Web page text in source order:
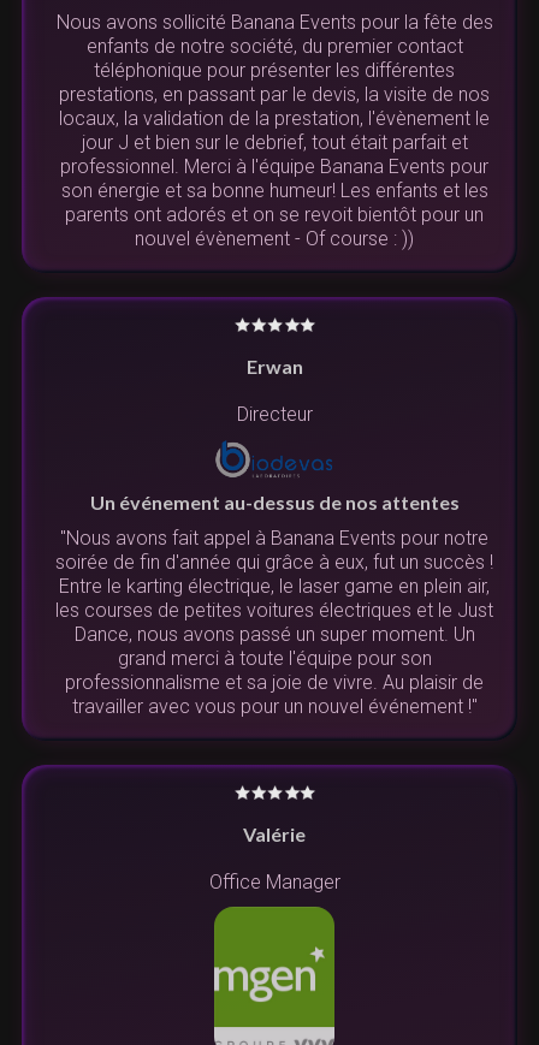
Nous avons sollicité Banana Events pour la fête des
enfants de notre société, du premier contact
téléphonique pour présenter les différentes
prestations, en passant par le devis, la visite de nos
locaux, la validation de la prestation, l'évènement le
jour J et bien sur le debrief, tout était parfait et
professionnel. Merci à l'équipe Banana Events pour
son énergie et sa bonne humeur! Les enfants et les
parents ont adorés et on se revoit bientôt pour un
nouvel évènement - Of course : ))
Erwan
Directeur
Un événement au-dessus de nos attentes
"Nous avons fait appel à Banana Events pour notre
soirée de fin d'année qui grâce à eux, fut un succès !
Entre le karting électrique, le laser game en plein air,
les courses de petites voitures électriques et le Just
Dance, nous avons passé un super moment. Un
grand merci à toute l'équipe pour son
professionnalisme et sa joie de vivre. Au plaisir de
travailler avec vous pour un nouvel événement !"
Valérie
Office Manager